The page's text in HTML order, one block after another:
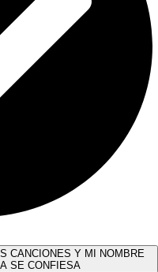
CANCIONES Y MI NOMBRE
SE CONFIESA​